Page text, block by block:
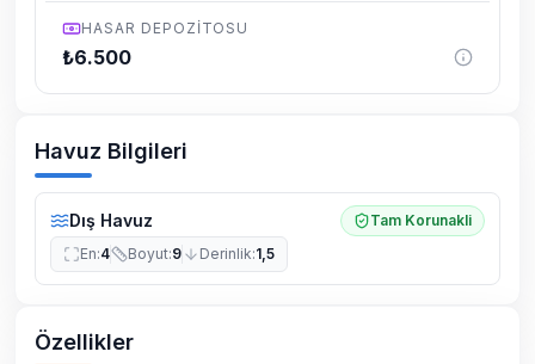
HASAR DEPOZITOSU
₺6.500
Havuz Bilgileri
Dış Havuz
Tam Korunakli
En:4 Boyut:9 Derinlik:1,5
Özellikler